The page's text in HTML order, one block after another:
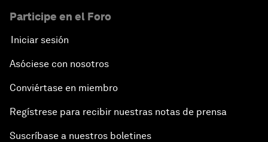
Participe en el Foro
Iniciar sesión
Asóciese con nosotros
Conviértase en miembro
Regístrese para recibir nuestras notas de prensa
Suscríbase a nuestros boletines